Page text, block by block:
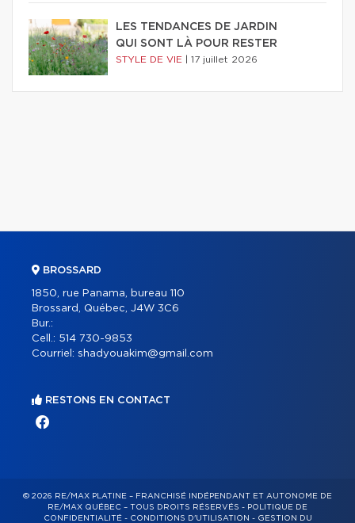
LES TENDANCES DE JARDIN
QUI SONT LÀ POUR RESTER
STYLE DE VIE 17 juillet 2026
BROSSARD
1850, rue Panama, bureau 110
Brossard, Québec, J4W 3C6
Bur.:
Cell.: 514 730-9853
Courriel: shadyouakim@gmail.com
RESTONS EN CONTACT
© 2026 RE/MAX PLATINE – FRANCHISÉ INDÉPENDANT ET AUTONOME DE
RE/MAX QUÉBEC – TOUS DROITS RÉSERVÉS - POLITIQUE DE
CONFIDENTIALITÉ- CONDITIONS D'UTILISATION - GESTION DU